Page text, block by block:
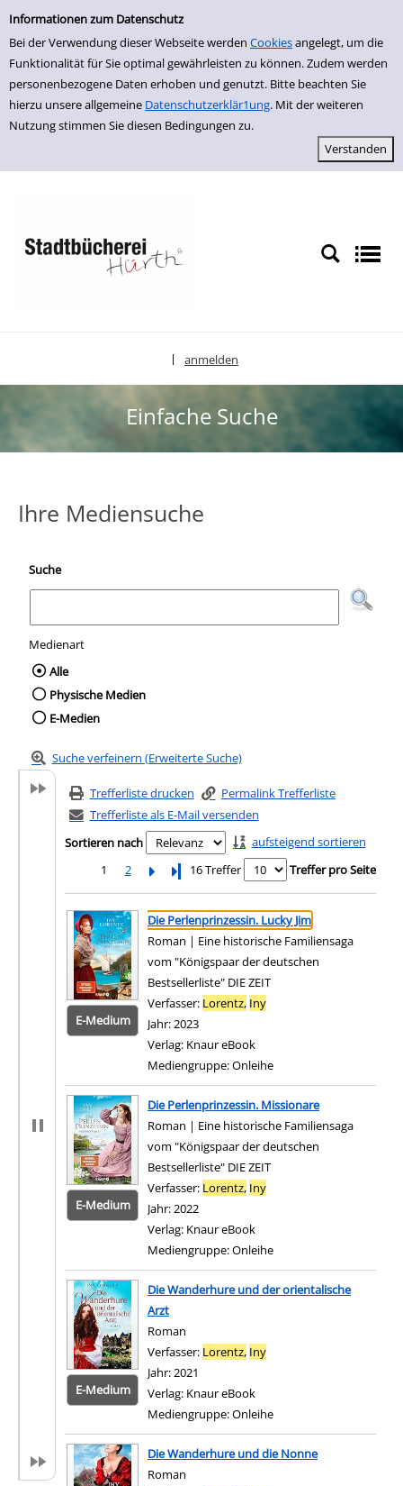
Einfache Suche
Informationen zum Datenschutz
Bei der Verwendung dieser Webseite werden Cookiesangelegt, um die
Funktionalität für Sie optimal gewährleisten zu können. Zudem werden
personenbezogene Daten erhoben und genutzt. Bitte beachten Sie
hierzu unsere allgemeine Datenschutzerklär1ung. Mit der weiteren
Nutzung stimmen Sie diesen Bedingungen zu.
zur Navigation springen
zum Inhalt springen
Zu den Suchfiltern springen
Zur Trefferliste springen
anmelden
Einfache Suche
Ihre Mediensuche
Suche
Medienart
Wählen Sie die Medienart nach der Sie
Alle
Physische Medien
E-Medien
Suche verfeinern (Erweiterte Suche)
Trefferliste drucken
Permalink Trefferliste
Trefferliste als E-Mail versenden
Sortieren nach
aufsteigend sortieren
1
2 Letzte Seite
16 Treffer Treffer pro Seite
Suchergebnis
Zu den Suchfiltern springen
E-Medium
Die Perlenprinzessin. Lucky Jim
Roman | Eine historische Familiensaga
vom "Königspaar der deutschen
Bestsellerliste" DIE ZEIT
Verfasser: Lorentz, Iny
Jahr:2023
Verlag: Knaur eBook
Mediengruppe:Onleihe
Zum
E-Medium
Die Perlenprinzessin. Missionare
Roman | Eine historische Familiensaga
vom "Königspaar der deutschen
Bestsellerliste" DIE ZEIT
Verfasser: Lorentz, Iny
Jahr:2022
Verlag: Knaur eBook
Mediengruppe:Onleihe
Zum
E-Medium
Die Wanderhure und der orientalische
Arzt
Roman
Verfasser: Lorentz, Iny
Jahr:2021
Verlag: Knaur eBook
Mediengruppe:Onleihe
Zum
Die Wanderhure und die Nonne
Roman